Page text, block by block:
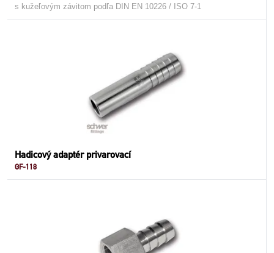
s kužeľovým závitom podľa DIN EN 10226 / ISO 7-1
Hadicový adaptér privarovací
GF-118